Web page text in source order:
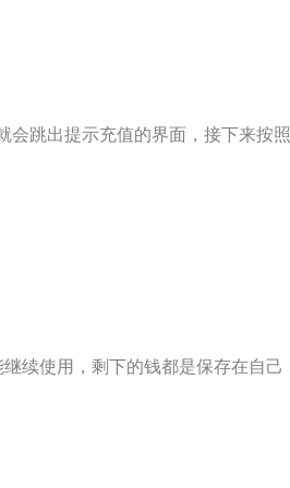
跳出提示充值的界面，接下来按照
续使用，剩下的钱都是保存在自己